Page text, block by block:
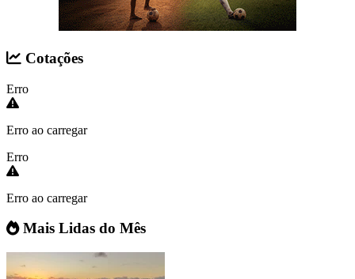
Cotações
Erro
Erro ao carregar
Erro
Erro ao carregar
Mais Lidas do Mês